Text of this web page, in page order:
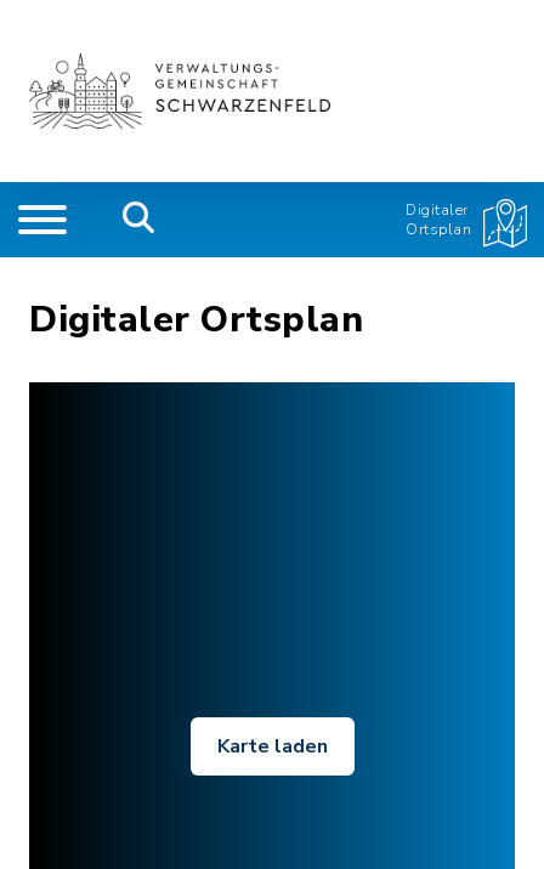
Digitaler
Ortsplan
Digitaler Ortsplan
Karte laden